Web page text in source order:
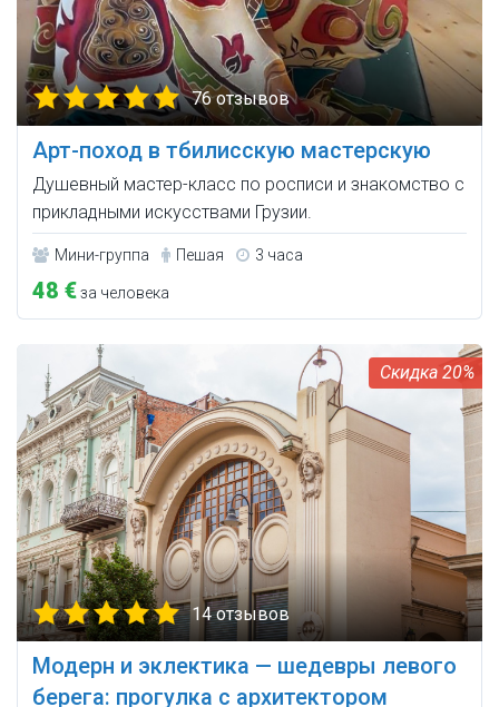
76 отзывов
Арт-поход в тбилисскую мастерскую
Душевный мастер-класс по росписи и знакомство с
прикладными искусствами Грузии.
Мини-группа Пешая 3 часа
48 €за человека
20%
14 отзывов
Модерн и эклектика — шедевры левого
берега: прогулка с архитектором